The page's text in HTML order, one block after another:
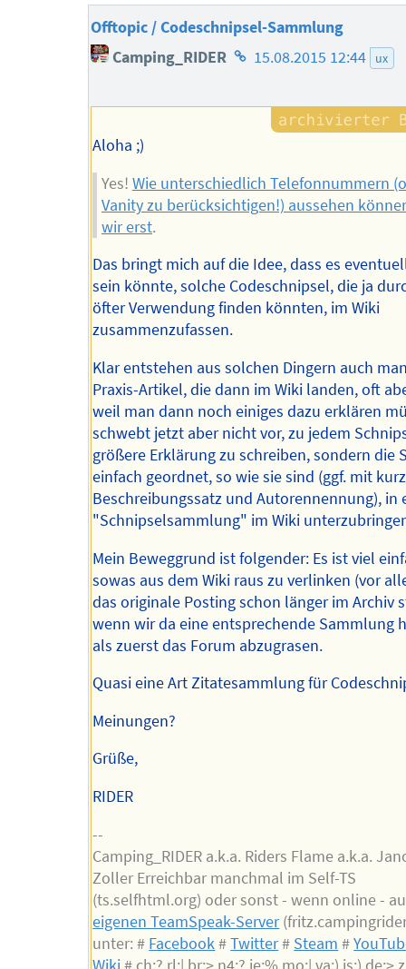
Offtopic / Codeschnipsel-Sammlung
Camping_RIDER Homepage
Autors
15.08.2015 12:44 ux
Aloha ;)
Yes! Wie unterschiedlich Telefonnummern
Vanity zu berücksichtigen!) aussehen
wir erst.
Das bringt mich auf die Idee, dass es
sein könnte, solche Codeschnipsel, die ja
öfter Verwendung finden könnten, im Wiki
zusammenzufassen.
Klar entstehen aus solchen Dingern auch
Praxis-Artikel, die dann im Wiki landen, oft
weil man dann noch einiges dazu erklären
schwebt jetzt aber nicht vor, zu jedem
größere Erklärung zu schreiben, sondern die
einfach geordnet, so wie sie sind (ggf. mit
Beschreibungssatz und Autorennennung), in
"Schnipselsammlung" im Wiki
Mein Beweggrund ist folgender: Es ist viel
sowas aus dem Wiki raus zu verlinken (vor
das originale Posting schon länger im Archiv
wenn wir da eine entsprechende Sammlung
als zuerst das Forum abzugrasen.
Quasi eine Art Zitatesammlung für
Meinungen?
Grüße,
RIDER
--
Camping_RIDER a.k.a. Riders Flame a.k.a.
Zoller Erreichbar manchmal im Self-TS
(ts.selfhtml.org) oder sonst - wenn online -
eigenen TeamSpeak-Server
unter: # Facebook#Twitter# Steam #
Wiki# ch:? rl:| br:> n4:? ie:% mo:| va:) js:) de:>